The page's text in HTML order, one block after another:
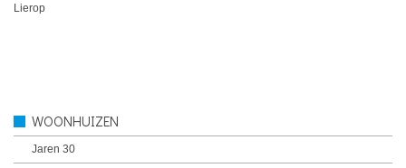
Lierop
WOONHUIZEN
Jaren 30